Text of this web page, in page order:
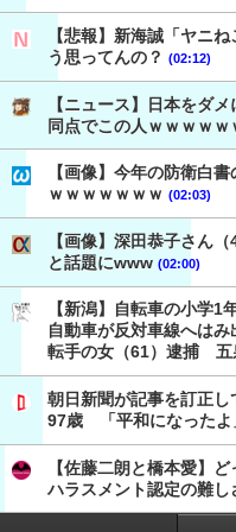
【悲報】新海誠「ヤニ
う思ってんの？ (02:12)
【ニュース】日本をダ
同点でこの人ｗｗｗｗｗ
【画像】今年の防衛白
ｗｗｗｗｗｗｗ (02:03)
【画像】深田恭子さん
と話題にwww (02:00)
【新潟】自転車の小学
自動車が反対車線へは
転手の女（61）逮捕 五
朝日新聞が記事を訂正
97歳 「平和になったよ
【佐藤二朗と橋本愛】
ハラスメント認定の難し